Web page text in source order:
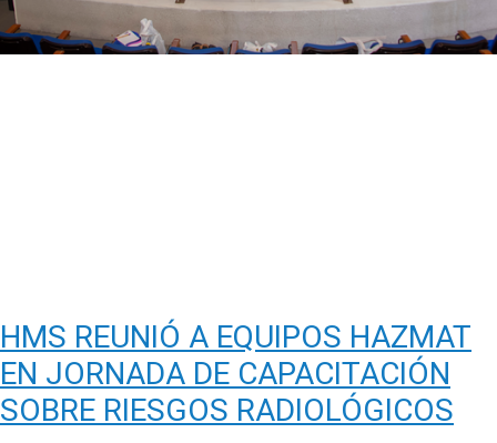
HMS REUNIÓ A EQUIPOS HAZMAT
EN JORNADA DE CAPACITACIÓN
SOBRE RIESGOS RADIOLÓGICOS